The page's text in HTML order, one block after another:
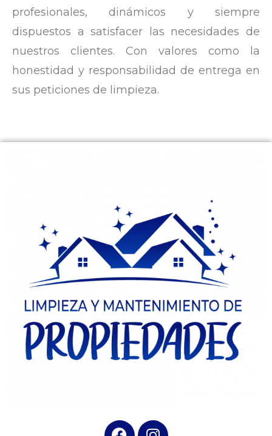
profesionales, dinámicos y siempre
dispuestos a satisfacer las necesidades de
nuestros clientes. Con valores como la
honestidad y responsabilidad de entrega en
sus peticiones de limpieza.